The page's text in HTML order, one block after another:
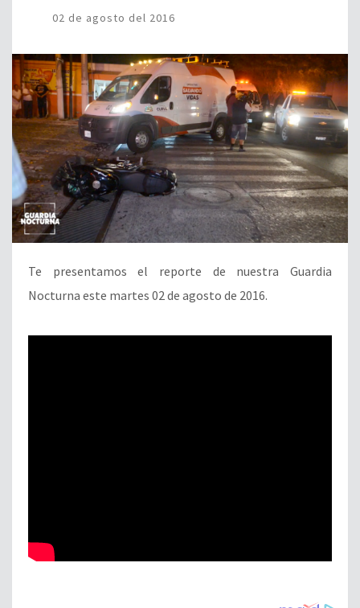
02 de agosto del 2016
Te presentamos el reporte de nuestra Guardia
Nocturna este martes 02 de agosto de 2016.